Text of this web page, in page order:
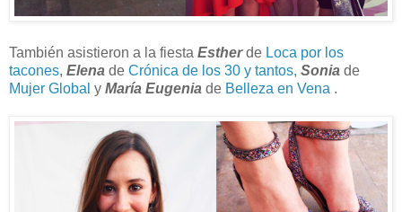
También asistieron a la fiesta Estherde Loca por los
tacones, Elena de Crónica de los 30 y tantos, Sonia de
Mujer Global y María Eugenia de Belleza en Vena .